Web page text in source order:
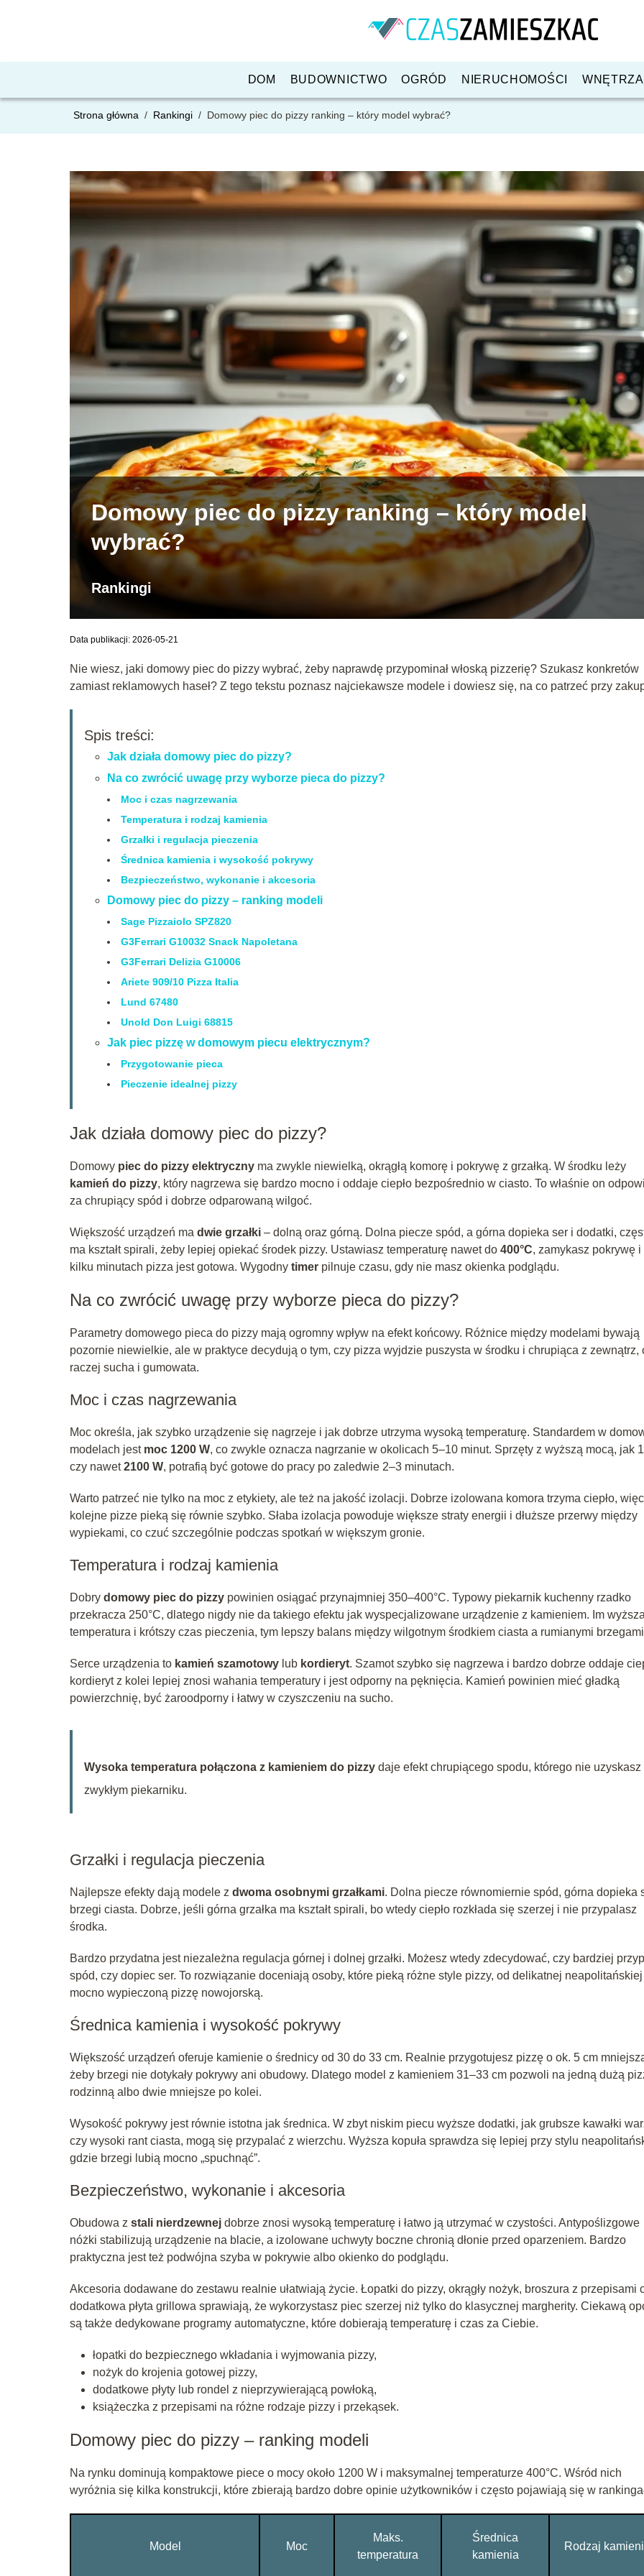
DOM BUDOWNICTWO OGRÓD NIERUCHOMOŚCI WNĘTRZA
Strona główna / Rankingi / Domowy piec do pizzy ranking – który model wybrać?
Domowy piec do pizzy ranking – który model
wybrać?
Rankingi
Data publikacji: 2026-05-21
Nie wiesz, jaki domowy piec do pizzy wybrać, żeby naprawdę przypominał włoską pizzerię? Szukasz konkretów
zamiast reklamowych haseł? Z tego tekstu poznasz najciekawsze modele i dowiesz się, na co patrzeć przy
Spis treści:
Jak działa domowy piec do pizzy?
Na co zwrócić uwagę przy wyborze pieca do pizzy?
Moc i czas nagrzewania
Temperatura i rodzaj kamienia
Grzałki i regulacja pieczenia
Średnica kamienia i wysokość pokrywy
Bezpieczeństwo, wykonanie i akcesoria
Domowy piec do pizzy – ranking modeli
Sage Pizzaiolo SPZ820
G3Ferrari G10032 Snack Napoletana
G3Ferrari Delizia G10006
Ariete 909/10 Pizza Italia
Lund 67480
Unold Don Luigi 68815
Jak piec pizzę w domowym piecu elektrycznym?
Przygotowanie pieca
Pieczenie idealnej pizzy
Jak działa domowy piec do pizzy?
Domowy piec do pizzy elektryczny ma zwykle niewielką, okrągłą komorę i pokrywę z grzałką. W środku leży
kamień do pizzy, który nagrzewa się bardzo mocno i oddaje ciepło bezpośrednio w ciasto. To właśnie on
za chrupiący spód i dobrze odparowaną wilgoć.
Większość urządzeń ma dwie grzałki – dolną oraz górną. Dolna piecze spód, a górna dopieka ser i dodatki,
ma kształt spirali, żeby lepiej opiekać środek pizzy. Ustawiasz temperaturę nawet do 400°C, zamykasz pokrywę i
kilku minutach pizza jest gotowa. Wygodny timer pilnuje czasu, gdy nie masz okienka podglądu.
Na co zwrócić uwagę przy wyborze pieca do pizzy?
Parametry domowego pieca do pizzy mają ogromny wpływ na efekt końcowy. Różnice między modelami bywają
pozornie niewielkie, ale w praktyce decydują o tym, czy pizza wyjdzie puszysta w środku i chrupiąca z zewnątrz,
raczej sucha i gumowata.
Moc i czas nagrzewania
Moc określa, jak szybko urządzenie się nagrzeje i jak dobrze utrzyma wysoką temperaturę. Standardem w
modelach jest moc 1200 W, co zwykle oznacza nagrzanie w okolicach 5–10 minut. Sprzęty z wyższą mocą, jak
czy nawet2100 W, potrafią być gotowe do pracy po zaledwie 2–3 minutach.
Warto patrzeć nie tylko na moc z etykiety, ale też na jakość izolacji. Dobrze izolowana komora trzyma ciepło, więc
kolejne pizze pieką się równie szybko. Słaba izolacja powoduje większe straty energii i dłuższe przerwy między
wypiekami, co czuć szczególnie podczas spotkań w większym gronie.
Temperatura i rodzaj kamienia
Dobry domowy piec do pizzy powinien osiągać przynajmniej 350–400°C. Typowy piekarnik kuchenny rzadko
przekracza 250°C, dlatego nigdy nie da takiego efektu jak wyspecjalizowane urządzenie z kamieniem. Im
temperatura i krótszy czas pieczenia, tym lepszy balans między wilgotnym środkiem ciasta a rumianymi
Serce urządzenia to kamień szamotowy lub kordieryt. Szamot szybko się nagrzewa i bardzo dobrze oddaje
kordieryt z kolei lepiej znosi wahania temperatury i jest odporny na pęknięcia. Kamień powinien mieć gładką
powierzchnię, być żaroodporny i łatwy w czyszczeniu na sucho.
Wysoka temperatura połączona z kamieniem do pizzy daje efekt chrupiącego spodu, którego nie uzyskasz
zwykłym piekarniku.
Grzałki i regulacja pieczenia
Najlepsze efekty dają modele z dwoma osobnymi grzałkami. Dolna piecze równomiernie spód, górna dopieka
brzegi ciasta. Dobrze, jeśli górna grzałka ma kształt spirali, bo wtedy ciepło rozkłada się szerzej i nie przypalasz
środka.
Bardzo przydatna jest niezależna regulacja górnej i dolnej grzałki. Możesz wtedy zdecydować, czy bardziej
spód, czy dopiec ser. To rozwiązanie doceniają osoby, które pieką różne style pizzy, od delikatnej
mocno wypieczoną pizzę nowojorską.
Średnica kamienia i wysokość pokrywy
Większość urządzeń oferuje kamienie o średnicy od 30 do 33 cm. Realnie przygotujesz pizzę o ok. 5 cm
żeby brzegi nie dotykały pokrywy ani obudowy. Dlatego model z kamieniem 31–33 cm pozwoli na jedną dużą
rodzinną albo dwie mniejsze po kolei.
Wysokość pokrywy jest równie istotna jak średnica. W zbyt niskim piecu wyższe dodatki, jak grubsze kawałki
czy wysoki rant ciasta, mogą się przypalać z wierzchu. Wyższa kopuła sprawdza się lepiej przy stylu
gdzie brzegi lubią mocno „spuchnąć”.
Bezpieczeństwo, wykonanie i akcesoria
Obudowa z stali nierdzewnej dobrze znosi wysoką temperaturę i łatwo ją utrzymać w czystości. Antypoślizgowe
nóżki stabilizują urządzenie na blacie, a izolowane uchwyty boczne chronią dłonie przed oparzeniem. Bardzo
praktyczna jest też podwójna szyba w pokrywie albo okienko do podglądu.
Akcesoria dodawane do zestawu realnie ułatwiają życie. Łopatki do pizzy, okrągły nożyk, broszura z przepisami
dodatkowa płyta grillowa sprawiają, że wykorzystasz piec szerzej niż tylko do klasycznej margherity. Ciekawą
są także dedykowane programy automatyczne, które dobierają temperaturę i czas za Ciebie.
łopatki do bezpiecznego wkładania i wyjmowania pizzy,
nożyk do krojenia gotowej pizzy,
dodatkowe płyty lub rondel z nieprzywierającą powłoką,
książeczka z przepisami na różne rodzaje pizzy i przekąsek.
Domowy piec do pizzy – ranking modeli
Na rynku dominują kompaktowe piece o mocy około 1200 W i maksymalnej temperaturze 400°C. Wśród nich
wyróżnia się kilka konstrukcji, które zbierają bardzo dobre opinie użytkowników i często pojawiają się w
Model Moc
Maks.
temperatura
Średnica
kamienia
Rodzaj